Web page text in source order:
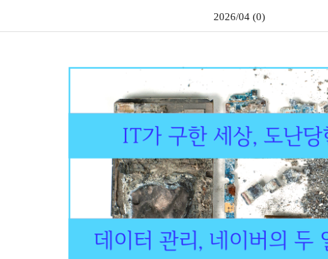
2026/04 (0)